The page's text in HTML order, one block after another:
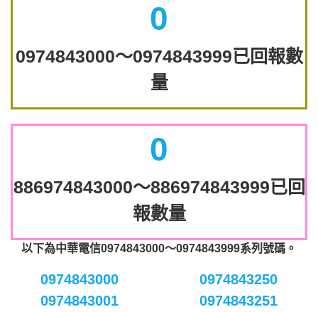
0
0974843000～0974843999已回報數
量
0
886974843000～886974843999已回
報數量
以下為中華電信0974843000～0974843999系列號碼。
0974843000
0974843001
0974843250
0974843251